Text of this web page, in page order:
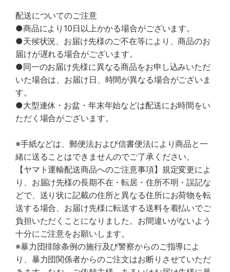
配送についてのご注意
●商品により10日以上かかる場合がございます。
●天候状況、お届け先様のご不在等により、商品のお
届けが遅れる場合がございます。
●同一のお届け先様に異なる商品をお申し込みいただ
いた場合は、お届け日、時間が異なる場合がございま
す。
●大型連休・お盆・年末年始などは配送にお時間をい
ただく場合がございます。
※手紙などは、郵便法および信書便法により商品と一
緒に送ることはできませんのでご了承ください。
【ヤマト運輸配送商品へのご注意事項】規定変更によ
り、お届け先様の長期不在・転居・住所不明・誤記な
どで、送り状に記載の住所と異なる住所にお荷物を転
送する場合、お届け先様に転送する送料を着払いでご
負担いただくことになりました。お間違いがないよう
十分にご注意をお願いします。
※暴力団排除条例の施行及び警察からのご指導によ
り、暴力団関係者からのご注文はお断りさせていただ